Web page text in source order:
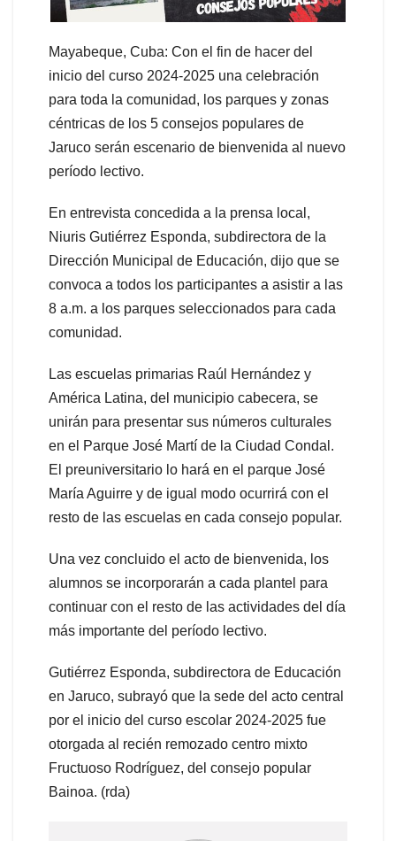
Mayabeque, Cuba: Con el fin de hacer del
inicio del curso 2024-2025 una celebración
para toda la comunidad, los parques y zonas
céntricas de los 5 consejos populares de
Jaruco serán escenario de bienvenida al nuevo
período lectivo.
En entrevista concedida a la prensa local,
Niuris Gutiérrez Esponda, subdirectora de la
Dirección Municipal de Educación, dijo que se
convoca a todos los participantes a asistir a las
8 a.m. a los parques seleccionados para cada
comunidad.
Las escuelas primarias Raúl Hernández y
América Latina, del municipio cabecera, se
unirán para presentar sus números culturales
en el Parque José Martí de la Ciudad Condal.
El preuniversitario lo hará en el parque José
María Aguirre y de igual modo ocurrirá con el
resto de las escuelas en cada consejo popular.
Una vez concluido el acto de bienvenida, los
alumnos se incorporarán a cada plantel para
continuar con el resto de las actividades del día
más importante del período lectivo.
Gutiérrez Esponda, subdirectora de Educación
en Jaruco, subrayó que la sede del acto central
por el inicio del curso escolar 2024-2025 fue
otorgada al recién remozado centro mixto
Fructuoso Rodríguez, del consejo popular
Bainoa. (rda)